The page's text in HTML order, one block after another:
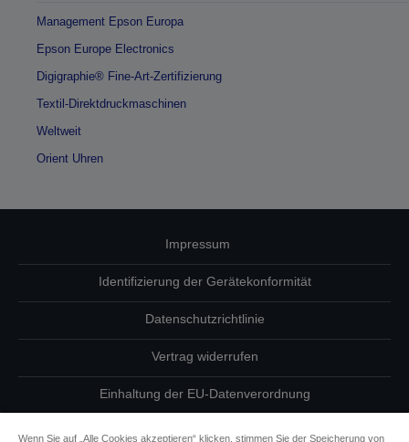
Management Epson Europa
Epson Europe Electronics
Digigraphie® Fine-Art-Zertifizierung
Textil-Direktdruckmaschinen
Weltweit
Orient Uhren
Impressum
Identifizierung der Gerätekonformität
Datenschutzrichtlinie
Vertrag widerrufen
Einhaltung der EU-Datenverordnung
Wenn Sie auf „Alle Cookies akzeptieren“ klicken, stimmen Sie der Speicherung von